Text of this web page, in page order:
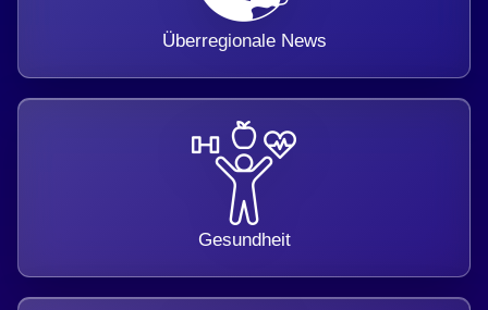
Überregionale News
Gesundheit